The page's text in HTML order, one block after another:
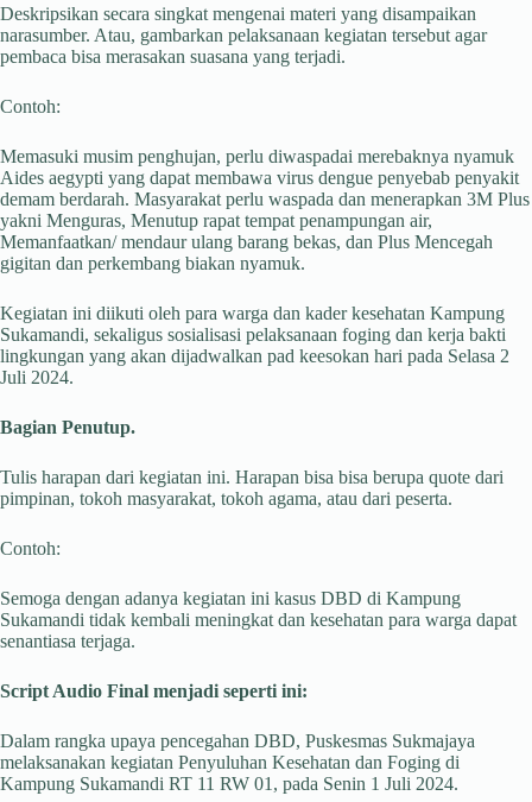
Deskripsikan secara singkat mengenai materi yang disampaikan
narasumber. Atau, gambarkan pelaksanaan kegiatan tersebut agar
pembaca bisa merasakan suasana yang terjadi.
Contoh:
Memasuki musim penghujan, perlu diwaspadai merebaknya nyamuk
Aides aegypti yang dapat membawa virus dengue penyebab penyakit
demam berdarah. Masyarakat perlu waspada dan menerapkan 3M Plus
yakni Menguras, Menutup rapat tempat penampungan air,
Memanfaatkan/ mendaur ulang barang bekas, dan Plus Mencegah
gigitan dan perkembang biakan nyamuk.
Kegiatan ini diikuti oleh para warga dan kader kesehatan Kampung
Sukamandi, sekaligus sosialisasi pelaksanaan foging dan kerja bakti
lingkungan yang akan dijadwalkan pad keesokan hari pada Selasa 2
Juli 2024.
Bagian Penutup.
Tulis harapan dari kegiatan ini. Harapan bisa bisa berupa quote dari
pimpinan, tokoh masyarakat, tokoh agama, atau dari peserta.
Contoh:
Semoga dengan adanya kegiatan ini kasus DBD di Kampung
Sukamandi tidak kembali meningkat dan kesehatan para warga dapat
senantiasa terjaga.
Script Audio Final menjadi seperti ini:
Dalam rangka upaya pencegahan DBD, Puskesmas Sukmajaya
melaksanakan kegiatan Penyuluhan Kesehatan dan Foging di
Kampung Sukamandi RT 11 RW 01, pada Senin 1 Juli 2024.